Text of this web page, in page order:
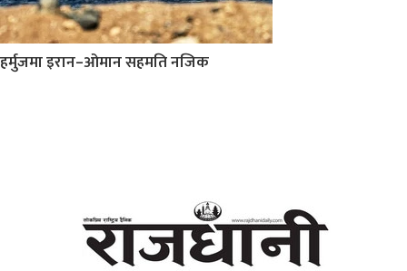
हर्मुजमा इरान–ओमान सहमति नजिक